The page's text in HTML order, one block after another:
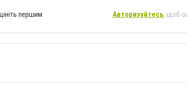
першим Авторизуйтесь, щоб